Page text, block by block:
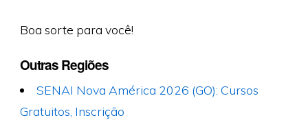
Boa sorte para você!
Outras Regiões
SENAI Nova América 2026 (GO): Cursos
Gratuitos, Inscrição